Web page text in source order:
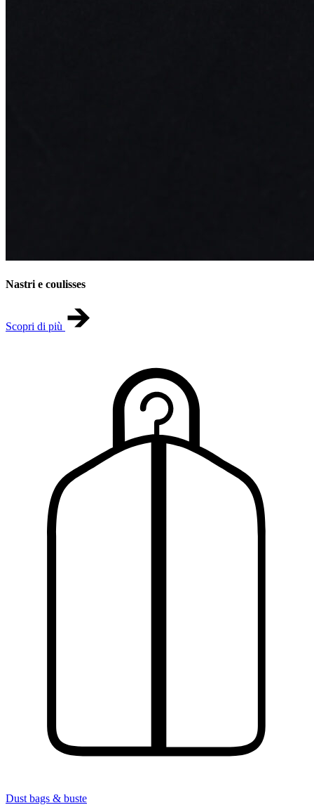
Nastri e coulisses
Scopri di più
Dust bags & buste